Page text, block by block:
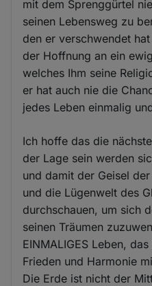
mit dem Sprenggürtel
seinen Lebensweg zu
den er verschwendet
der Hoffnung an ein
welches Ihm seine
er hat auch nie die
jedes Leben einmalig
Ich hoffe das die
der Lage sein werden
und damit der Geisel
und die Lügenwelt des
durchschauen, um sich
seinen Träumen
EINMALIGES Leben,
Frieden und Harmonie
Die Erde ist nicht der